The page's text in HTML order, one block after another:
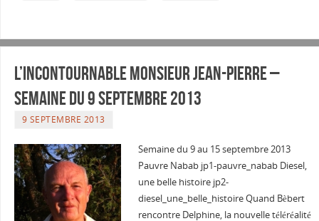
L’incontournable Monsieur Jean-Pierre –
Semaine du 9 septembre 2013
9 SEPTEMBRE 2013
Semaine du 9 au 15 septembre 2013
Pauvre Nabab jp1-pauvre_nabab Diesel,
une belle histoire jp2-
diesel_une_belle_histoire Quand Bèbert
rencontre Delphine, la nouvelle téléréalité